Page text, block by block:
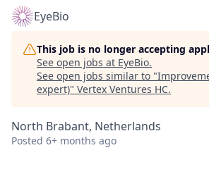
EyeBio
This job is no longer accepting
See open jobs at EyeBio.
See open jobs similar to "
expert)" Vertex Ventures HC.
North Brabant, Netherlands
Posted 6+ months ago